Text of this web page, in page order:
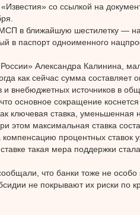
со ссылкой на
в ближайшую шестилетку —
в паспорт одноименного
Александра Калинина,
как сейчас сумма составляет
и внебюджетных источников в
основное сокращение
ключевая ставка,
этом максимальная ставка
процентных ставок
такая мера поддержки
что банки тоже не особо
не покрывают их риски по